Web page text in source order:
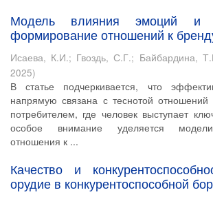
Модель влияния эмоций и
формирование отношений к
Исаева, К.И.; Гвоздь, С.Г.; Байбардина,
2025)
В статье подчеркивается, что
напрямую связана с теснотой
потребителем, где человек выступает
особое внимание уделяется
отношения к ...
Качество и
орудие в конкурентоспособной